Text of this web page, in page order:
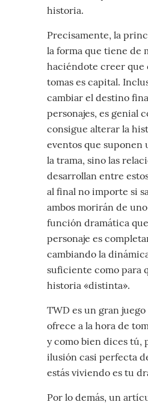
historia.
Precisamente, la
la forma que tiene de
haciéndote creer que
tomas es capital.
cambiar el destino
personajes, es genial
consigue alterar la
eventos que suponen
la trama, sino las
desarrollan entre
al final no importe si
ambos morirán de
función dramática
personaje es
cambiando la
suficiente como para
historia «distinta».
TWD es un gran
ofrece a la hora de
y como bien dices tú,
ilusión casi perfecta
estás viviendo es tu
Por lo demás, un